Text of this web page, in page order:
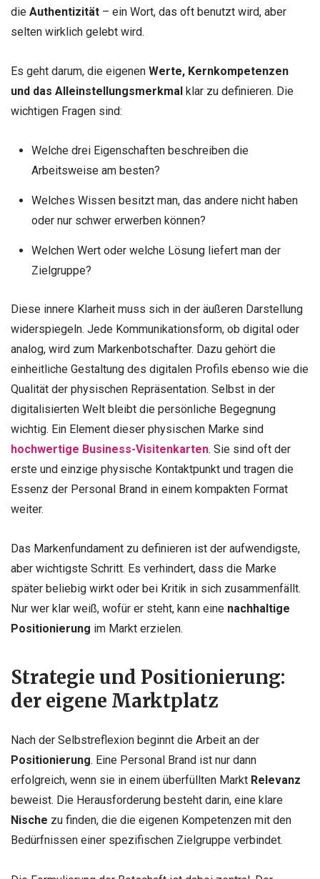
die Authentizität – ein Wort, das oft benutzt wird, aber
selten wirklich gelebt wird.
Es geht darum, die eigenen Werte, Kernkompetenzen
und das Alleinstellungsmerkmal klar zu definieren. Die
wichtigen Fragen sind:
Welche drei Eigenschaften beschreiben die
Arbeitsweise am besten?
Welches Wissen besitzt man, das andere nicht haben
oder nur schwer erwerben können?
Welchen Wert oder welche Lösung liefert man der
Zielgruppe?
Diese innere Klarheit muss sich in der äußeren Darstellung
widerspiegeln. Jede Kommunikationsform, ob digital oder
analog, wird zum Markenbotschafter. Dazu gehört die
einheitliche Gestaltung des digitalen Profils ebenso wie die
Qualität der physischen Repräsentation. Selbst in der
digitalisierten Welt bleibt die persönliche Begegnung
wichtig. Ein Element dieser physischen Marke sind
hochwertige Business-Visitenkarten. Sie sind oft der
erste und einzige physische Kontaktpunkt und tragen die
Essenz der Personal Brand in einem kompakten Format
weiter.
Das Markenfundament zu definieren ist der aufwendigste,
aber wichtigste Schritt. Es verhindert, dass die Marke
später beliebig wirkt oder bei Kritik in sich zusammenfällt.
Nur wer klar weiß, wofür er steht, kann eine nachhaltige
Positionierung im Markt erzielen.
Strategie und Positionierung:
der eigene Marktplatz
Nach der Selbstreflexion beginnt die Arbeit an der
Positionierung. Eine Personal Brand ist nur dann
erfolgreich, wenn sie in einem überfüllten Markt Relevanz
beweist. Die Herausforderung besteht darin, eine klare
Nische zu finden, die die eigenen Kompetenzen mit den
Bedürfnissen einer spezifischen Zielgruppe verbindet.